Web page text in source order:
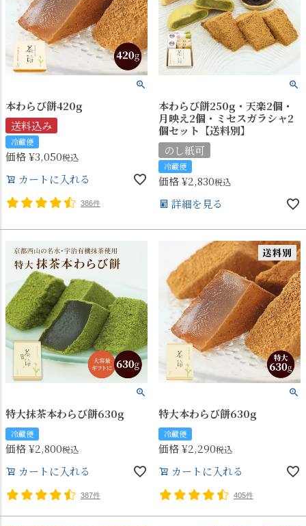
本わらび餅420g
送料込み
冷蔵便
価格¥3,050税込
カートに入れる
386件
本わらび餅250g・天楽2個・
月映え2個・ミセスガラシャ2
個セット【送料別】
のし紙可
冷蔵便
価格¥2,830税込
詳細を見る
特大抹茶本わらび餅630g
冷蔵便
価格¥2,800税込
カートに入れる
387件
特大本わらび餅630g
冷蔵便
価格¥2,290税込
カートに入れる
405件